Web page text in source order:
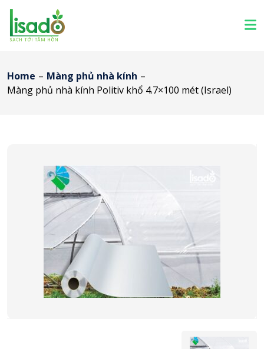
Home – Màng phủ nhà kính –
Màng phủ nhà kính Politiv khổ 4.7×100 mét (Israel)